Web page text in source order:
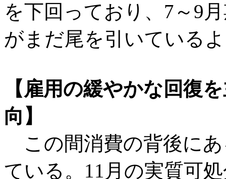
を下回っており、7～9
がまだ尾を引いている
【雇用の緩やかな回復
向】
この間消費の背後に
ている。11月の実質可